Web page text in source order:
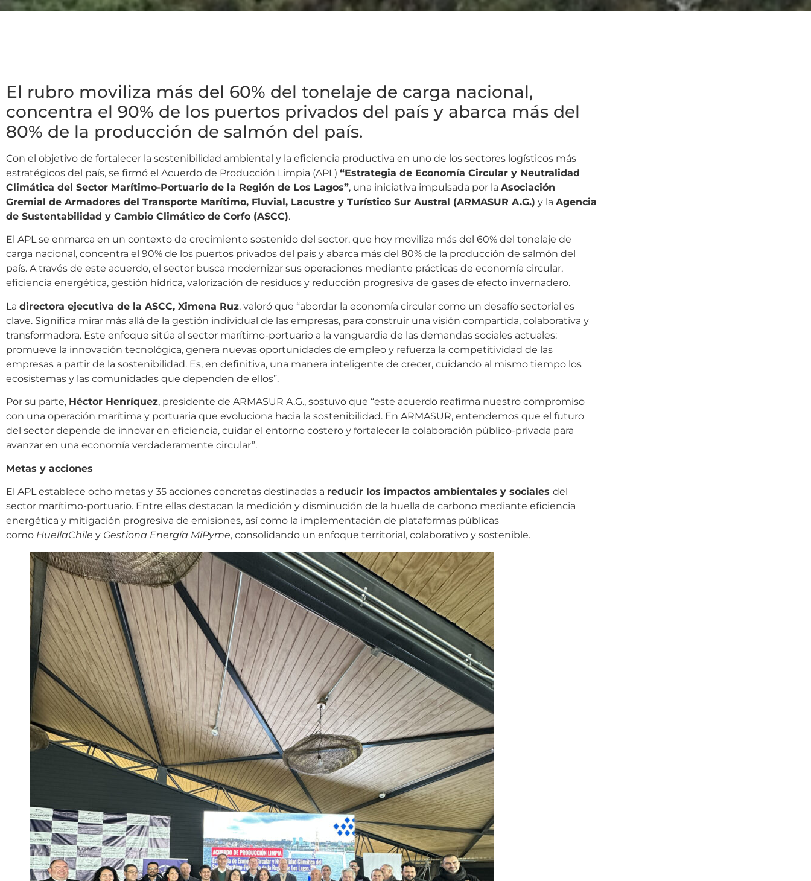
El rubro moviliza más del 60% del tonelaje de carga nacional,
concentra el 90% de los puertos privados del país y abarca más del
80% de la producción de salmón del país.
Con el objetivo de fortalecer la sostenibilidad ambiental y la eficiencia productiva en uno de los sectores logísticos más
estratégicos del país, se firmó el Acuerdo de Producción Limpia (APL) “Estrategia de Economía Circular y Neutralidad
Climática del Sector Marítimo-Portuario de la Región de Los Lagos”, una iniciativa impulsada por la Asociación
Gremial de Armadores del Transporte Marítimo, Fluvial, Lacustre y Turístico Sur Austral (ARMASUR A.G.) y la Agencia
de Sustentabilidad y Cambio Climático de Corfo (ASCC).
El APL se enmarca en un contexto de crecimiento sostenido del sector, que hoy moviliza más del 60% del tonelaje de
carga nacional, concentra el 90% de los puertos privados del país y abarca más del 80% de la producción de salmón del
país. A través de este acuerdo, el sector busca modernizar sus operaciones mediante prácticas de economía circular,
eficiencia energética, gestión hídrica, valorización de residuos y reducción progresiva de gases de efecto invernadero.
La directora ejecutiva de la ASCC, Ximena Ruz, valoró que “abordar la economía circular como un desafío sectorial es
clave. Significa mirar más allá de la gestión individual de las empresas, para construir una visión compartida, colaborativa y
transformadora. Este enfoque sitúa al sector marítimo-portuario a la vanguardia de las demandas sociales actuales:
promueve la innovación tecnológica, genera nuevas oportunidades de empleo y refuerza la competitividad de las
empresas a partir de la sostenibilidad. Es, en definitiva, una manera inteligente de crecer, cuidando al mismo tiempo los
ecosistemas y las comunidades que dependen de ellos”.
Por su parte, Héctor Henríquez, presidente de ARMASUR A.G., sostuvo que “este acuerdo reafirma nuestro compromiso
con una operación marítima y portuaria que evoluciona hacia la sostenibilidad. En ARMASUR, entendemos que el futuro
del sector depende de innovar en eficiencia, cuidar el entorno costero y fortalecer la colaboración público-privada para
avanzar en una economía verdaderamente circular”.
Metas y acciones
El APL establece ocho metas y 35 acciones concretas destinadas a reducir los impactos ambientales y sociales del
sector marítimo-portuario. Entre ellas destacan la medición y disminución de la huella de carbono mediante eficiencia
energética y mitigación progresiva de emisiones, así como la implementación de plataformas públicas
como HuellaChile y Gestiona Energía MiPyme, consolidando un enfoque territorial, colaborativo y sostenible.